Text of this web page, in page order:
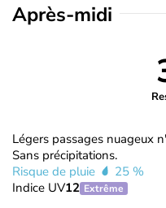
Après-midi
Légers passages nuageux
Sans précipitations.
Risque de pluie
25 %
Indice UV12 Extrême